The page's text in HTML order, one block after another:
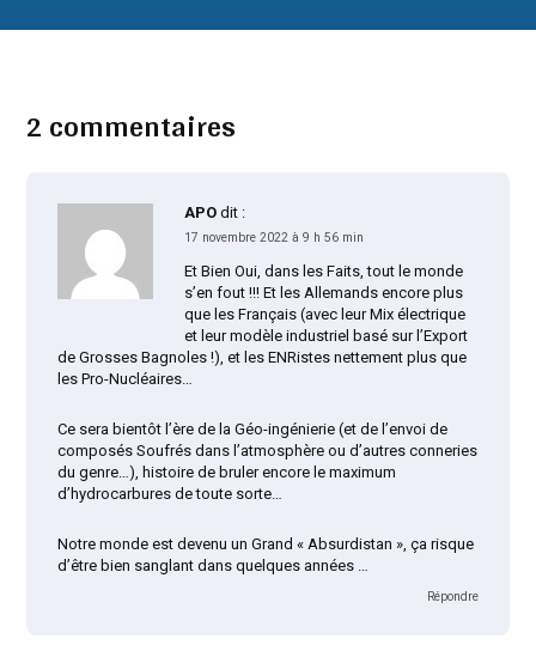
2 commentaires
APO dit :
17 novembre 2022 à 9 h 56 min
Et Bien Oui, dans les Faits, tout le monde
s’en fout !!! Et les Allemands encore plus
que les Français (avec leur Mix électrique
et leur modèle industriel basé sur l’Export
de Grosses Bagnoles !), et les ENRistes nettement plus que
les Pro-Nucléaires…
Ce sera bientôt l’ère de la Géo-ingénierie (et de l’envoi de
composés Soufrés dans l’atmosphère ou d’autres conneries
du genre…), histoire de bruler encore le maximum
d’hydrocarbures de toute sorte…
Notre monde est devenu un Grand « Absurdistan », ça risque
d’être bien sanglant dans quelques années …
Répondre